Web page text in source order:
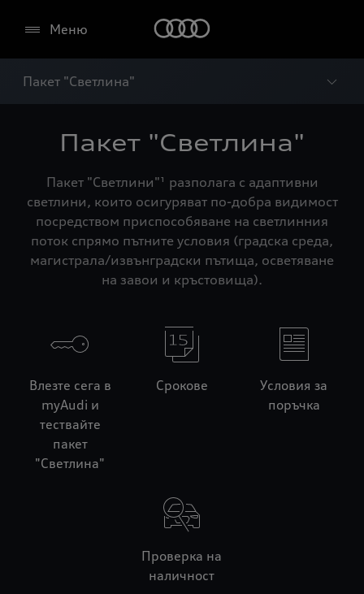
Меню
Пакет "Светлина"
Пакет "Светлина"
Пакет "Светлини"¹ разполага с адаптивни
светлини, които осигуряват по-добра видимост
посредством приспособяване на светлинния
поток спрямо пътните условия (градска среда,
магистрала/извънградски пътища, осветяване
на завои и кръстовища).
Влезте сега в
myAudi и
тествайте
пакет
"Светлина"
Срокове
Условия за
поръчка
Проверка на
наличност